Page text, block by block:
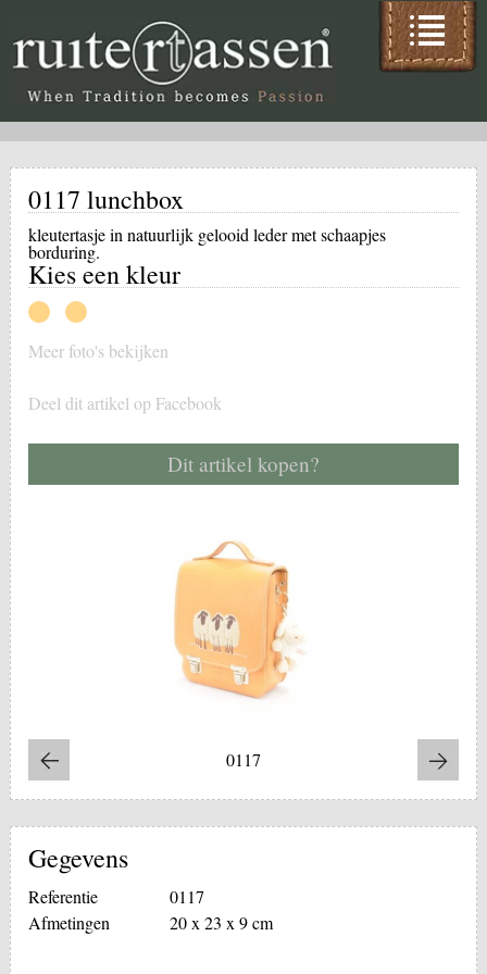
0117 lunchbox
kleutertasje in natuurlijk gelooid leder met schaapjes
borduring.
Kies een kleur
Meer foto's bekijken
Deel dit artikel op Facebook
Dit artikel kopen?
0117
Gegevens
Referentie
0117
Afmetingen
20 x 23 x 9 cm